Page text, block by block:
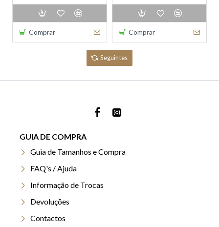
Comprar Comprar
Seguintes
GUIA DE COMPRA
Guia de Tamanhos e Compra
FAQ's / Ajuda
Informação de Trocas
Devoluções
Contactos